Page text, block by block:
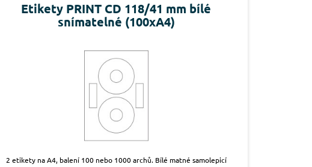
Etikety PRINT CD 118/41 mm bílé
snímatelné (100xA4)
2 etikety na A4, balení 100 nebo 1000 archů. Bílé matné samolepicí